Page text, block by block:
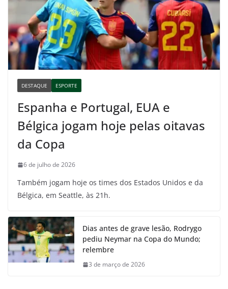
DESTAQUE ESPORTE
Espanha e Portugal, EUA e
Bélgica jogam hoje pelas oitavas
da Copa
6 de julho de 2026
Também jogam hoje os times dos Estados Unidos e da
Bélgica, em Seattle, às 21h.
Dias antes de grave lesão, Rodrygo
pediu Neymar na Copa do Mundo;
relembre
3 de março de 2026